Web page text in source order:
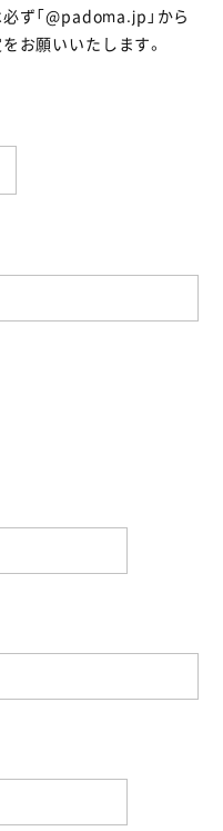
ず「@padoma.jp」から
お願いいたします。